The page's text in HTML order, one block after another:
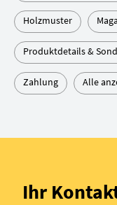
Holzmuster
Produktdetails &
Zahlung Alle
Ihr